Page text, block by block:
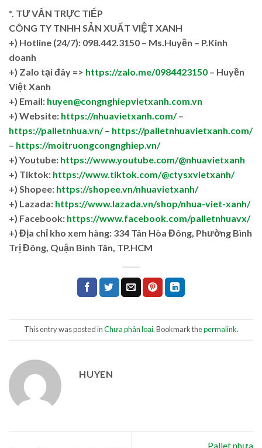
*. TƯ VẤN TRỰC TIẾP
CÔNG TY TNHH SẢN XUẤT VIỆT XANH
+) Hotline (24/7): 098.442.3150 – Ms.Huyền – P.Kinh
doanh
+) Zalo tại đây => https://zalo.me/0984423150 – Huyền
Việt Xanh
+) Email: huyen@congnghiepvietxanh.com.vn
+) Website: https://nhuavietxanh.com/–
https://palletnhua.vn/– https://palletnhuavietxanh.com/
– https://moitruongcongnghiep.vn/
+) Youtube: https://www.youtube.com/@nhuavietxanh
+) Tiktok: https://www.tiktok.com/@ctysxvietxanh/
+) Shopee: https://shopee.vn/nhuavietxanh/
+) Lazada: https://www.lazada.vn/shop/nhua-viet-xanh/
+) Facebook: https://www.facebook.com/palletnhuavx/
+) Địa chỉ kho xem hàng: 334 Tân Hòa Đông, Phường Bình
Trị Đông, Quận Bình Tân, TP.HCM
This entry was posted inChưa phân loại. Bookmark thepermalink.
HUYEN
Pallet nhựa